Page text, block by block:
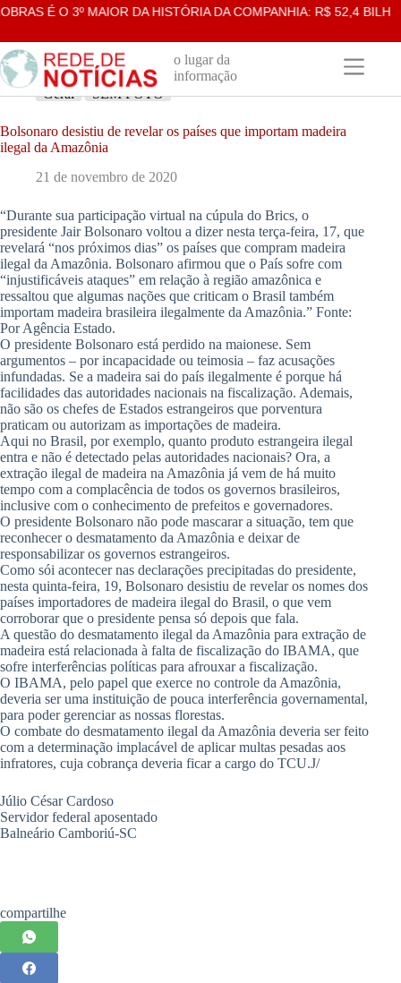
Pular
o
conteúdo
É O 3º MAIOR DA HISTÓRIA DA COMPANHIA: R$ 52,4
o lugar da
informação
Geral
SEM FOTO
Bolsonaro desistiu de revelar os países que importam madeira
ilegal da Amazônia
21 de novembro de 2020
“Durante sua participação virtual na cúpula do Brics, o
presidente Jair Bolsonaro voltou a dizer nesta terça-feira, 17, que
revelará “nos próximos dias” os países que compram madeira
ilegal da Amazônia. Bolsonaro afirmou que o País sofre com
“injustificáveis ataques” em relação à região amazônica e
ressaltou que algumas nações que criticam o Brasil também
importam madeira brasileira ilegalmente da Amazônia.” Fonte:
Por Agência Estado.
O presidente Bolsonaro está perdido na maionese. Sem
argumentos – por incapacidade ou teimosia – faz acusações
infundadas. Se a madeira sai do país ilegalmente é porque há
facilidades das autoridades nacionais na fiscalização. Ademais,
não são os chefes de Estados estrangeiros que porventura
praticam ou autorizam as importações de madeira.
Aqui no Brasil, por exemplo, quanto produto estrangeira ilegal
entra e não é detectado pelas autoridades nacionais? Ora, a
extração ilegal de madeira na Amazônia já vem de há muito
tempo com a complacência de todos os governos brasileiros,
inclusive com o conhecimento de prefeitos e governadores.
O presidente Bolsonaro não pode mascarar a situação, tem que
reconhecer o desmatamento da Amazônia e deixar de
responsabilizar os governos estrangeiros.
Como sói acontecer nas declarações precipitadas do presidente,
nesta quinta-feira, 19, Bolsonaro desistiu de revelar os nomes dos
países importadores de madeira ilegal do Brasil, o que vem
corroborar que o presidente pensa só depois que fala.
A questão do desmatamento ilegal da Amazônia para extração de
madeira está relacionada à falta de fiscalização do IBAMA, que
sofre interferências políticas para afrouxar a fiscalização.
O IBAMA, pelo papel que exerce no controle da Amazônia,
deveria ser uma instituição de pouca interferência governamental,
para poder gerenciar as nossas florestas.
O combate do desmatamento ilegal da Amazônia deveria ser feito
com a determinação implacável de aplicar multas pesadas aos
infratores, cuja cobrança deveria ficar a cargo do TCU.J/
Júlio César Cardoso
Servidor federal aposentado
Balneário Camboriú-SC
compartilhe